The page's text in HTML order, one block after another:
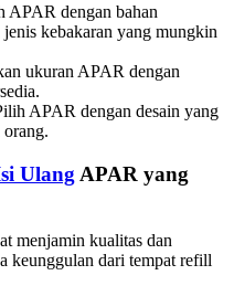
APAR dengan bahan
kebakaran yang mungkin
ukuran APAR dengan
APAR dengan desain yang
Ulang APAR yang
menjamin kualitas dan
keunggulan dari tempat refill